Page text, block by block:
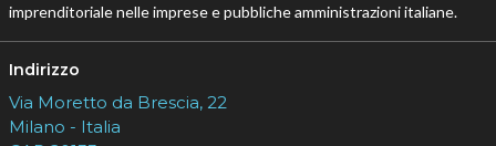
imprenditoriale nelle imprese e pubbliche amministrazioni italiane.
Indirizzo
Via Moretto da Brescia, 22
Milano - Italia